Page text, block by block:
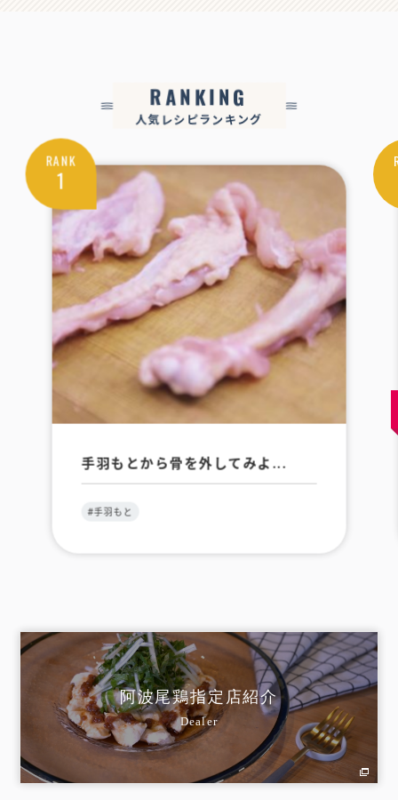
RANKING
人気レシピランキング
手羽もとから骨を外してみよ...
#手羽もと
阿波尾鶏指定店紹介
Dealer